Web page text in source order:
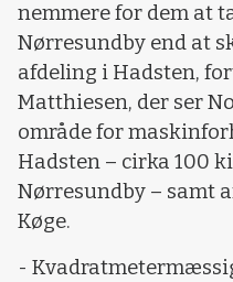
nemmere for dem at
Nørresundby end at
afdeling i Hadsten,
Matthiesen, der ser
område for
Hadsten – cirka 100
Nørresundby – samt
Køge.
-